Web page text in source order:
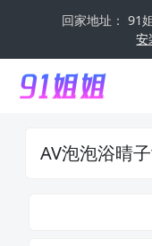
回家地址： 91
安
AV泡泡浴晴